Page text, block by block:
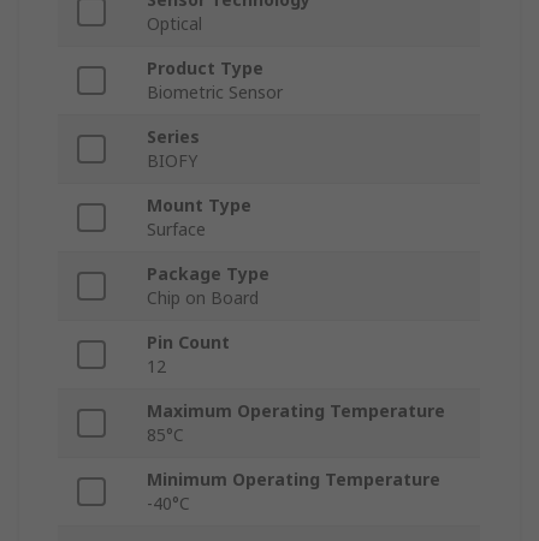
Optical
Product Type
Biometric Sensor
Series
BIOFY
Mount Type
Surface
Package Type
Chip on Board
Pin Count
12
Maximum Operating Temperature
85°C
Minimum Operating Temperature
-40°C